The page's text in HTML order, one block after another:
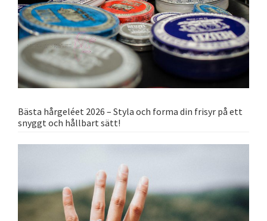
Bästa hårgeléet 2026 – Styla och forma din frisyr på ett
snyggt och hållbart sätt!